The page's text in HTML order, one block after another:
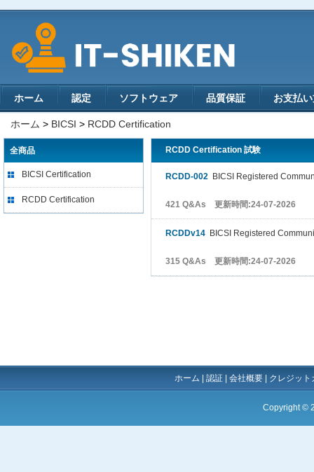
ホーム 認定 ソフトウェア 品質保証 お支払
ホーム > BICSI > RCDD Certification
全商品
BICSI Certification
RCDD Certification
RCDD Certification 試験
RCDD-002 BICSI Registered
421 Q&As 更新時間:24-07-2026
RCDDv14 BICSI Registered
315 Q&As 更新時間:24-07-2026
ホーム 認証 会社概要 クレジッ
Copyright ©